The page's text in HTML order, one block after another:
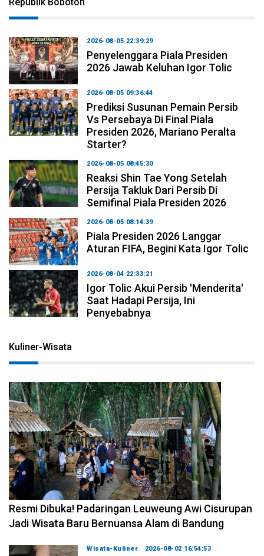
Republik Bobotoh
2026-08-05 22:39:29
Penyelenggara Piala Presiden
2026 Jawab Keluhan Igor Tolic
2026-08-05 09:36:44
Prediksi Susunan Pemain Persib
Vs Persebaya Di Final Piala
Presiden 2026, Mariano Peralta
Starter?
2026-08-05 08:45:30
Reaksi Shin Tae Yong Setelah
Persija Takluk Dari Persib Di
Semifinal Piala Presiden 2026
2026-08-05 08:14:39
Piala Presiden 2026 Langgar
Aturan FIFA, Begini Kata Igor Tolic
2026-08-04 22:33:21
Igor Tolic Akui Persib 'Menderita'
Saat Hadapi Persija, Ini
Penyebabnya
Kuliner-Wisata
2026-08-02 17:59:41
Resmi Dibuka! Padaringan Leuweung Awi Cisurupan
Jadi Wisata Baru Bernuansa Alam di Bandung
Wisata-Kuliner 2026-08-02 16:54:53